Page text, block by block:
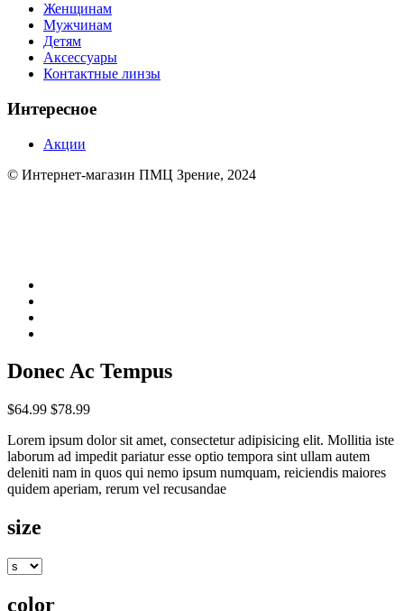
Женщинам
Мужчинам
Детям
Аксессуары
Контактные линзы
Интересное
Акции
© Интернет-магазин ПМЦ Зрение, 2024
Donec Ac Tempus
$64.99 $78.99
Lorem ipsum dolor sit amet, consectetur adipisicing elit. Mollitia iste
laborum ad impedit pariatur esse optio tempora sint ullam autem
deleniti nam in quos qui nemo ipsum numquam, reiciendis maiores
quidem aperiam, rerum vel recusandae
size
color